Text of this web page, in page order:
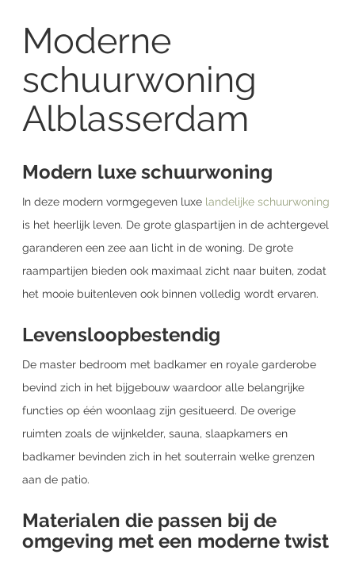
Moderne
schuurwoning
Alblasserdam
Modern luxe schuurwoning
In deze modern vormgegeven luxe landelijke schuurwoning
is het heerlijk leven. De grote glaspartijen in de achtergevel
garanderen een zee aan licht in de woning. De grote
raampartijen bieden ook maximaal zicht naar buiten, zodat
het mooie buitenleven ook binnen volledig wordt ervaren.
Levensloopbestendig
De master bedroom met badkamer en royale garderobe
bevind zich in het bijgebouw waardoor alle belangrijke
functies op één woonlaag zijn gesitueerd. De overige
ruimten zoals de wijnkelder, sauna, slaapkamers en
badkamer bevinden zich in het souterrain welke grenzen
aan de patio.
Materialen die passen bij de
omgeving met een moderne twist